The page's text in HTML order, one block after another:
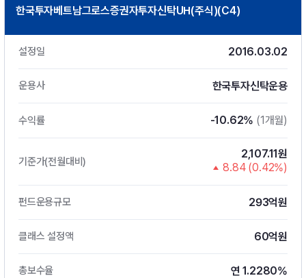
한국투자베트남그로스증권자투자신탁UH(주식)(C4)
설정일 2016.03.02
운용사 한국투자신탁운용
수익률 -10.62% (1개월)
기준가(전월대비)
2,107.11원
8.84 (0.42%)
펀드운용규모 293억원
클래스 설정액 60억원
총보수율 연 1.2280%